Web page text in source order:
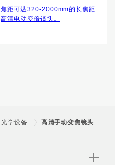
焦距可达320-2000mm的长焦距
高清电动变倍镜头。
光学设备 高清手动变焦镜头